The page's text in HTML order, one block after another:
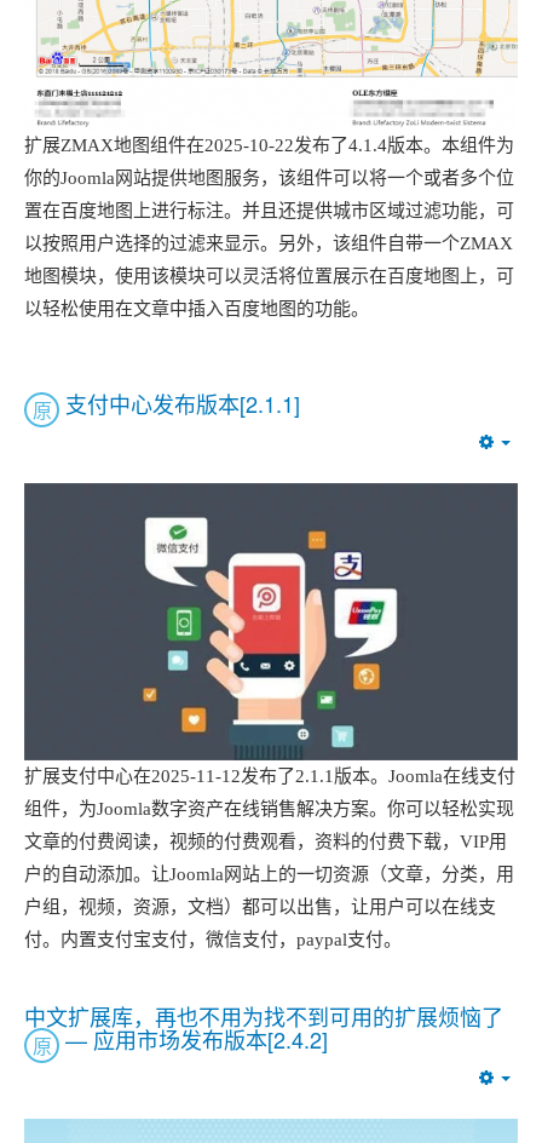
扩展ZMAX地图组件在2025-10-22发布了4.1.4版本。本组件为
你的Joomla网站提供地图服务，该组件可以将一个或者多个位
置在百度地图上进行标注。并且还提供城市区域过滤功能，可
以按照用户选择的过滤来显示。另外，该组件自带一个ZMAX
地图模块，使用该模块可以灵活将位置展示在百度地图上，可
以轻松使用在文章中插入百度地图的功能。
支付中心发布版本[2.1.1]
原
扩展支付中心在2025-11-12发布了2.1.1版本。Joomla在线支付
组件，为Joomla数字资产在线销售解决方案。你可以轻松实现
文章的付费阅读，视频的付费观看，资料的付费下载，VIP用
户的自动添加。让Joomla网站上的一切资源（文章，分类，用
户组，视频，资源，文档）都可以出售，让用户可以在线支
付。内置支付宝支付，微信支付，paypal支付。
中文扩展库，再也不用为找不到可用的扩展烦恼了
— 应用市场发布版本[2.4.2]
原